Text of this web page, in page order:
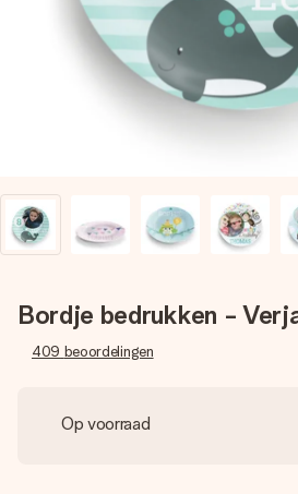
jullie foto of een boodschap die
met alle aandacht voor het
Bordje bedrukken -
409 beoordelingen
Op voorraad